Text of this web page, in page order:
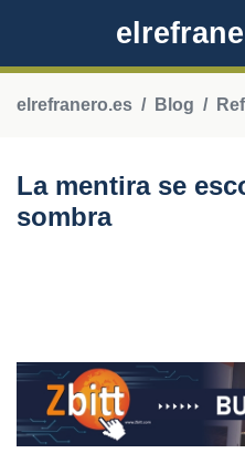
elrefranero.es Blog
La mentira se
sombra